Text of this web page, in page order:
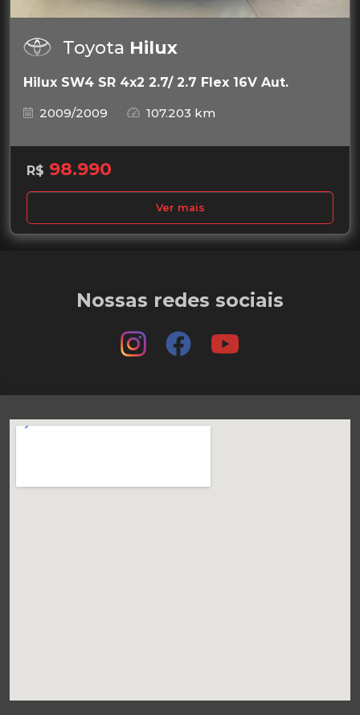
Toyota Hilux
Hilux SW4 SR 4x2 2.7/ 2.7 Flex 16V Aut.
2009/2009
107.203 km
R$ 98.990
Ver mais
Nossas redes sociais